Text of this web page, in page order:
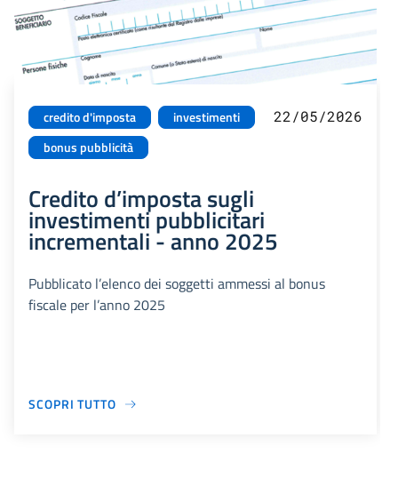
credito d'imposta
investimenti
bonus pubblicità
22/05/2026
Credito d’imposta sugli
investimenti pubblicitari
incrementali - anno 2025
Pubblicato l’elenco dei soggetti ammessi al bonus
fiscale per l’anno 2025
SCOPRI TUTTO